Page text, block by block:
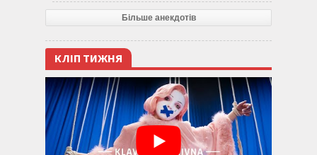
Більше анекдотів
КЛІП ТИЖНЯ